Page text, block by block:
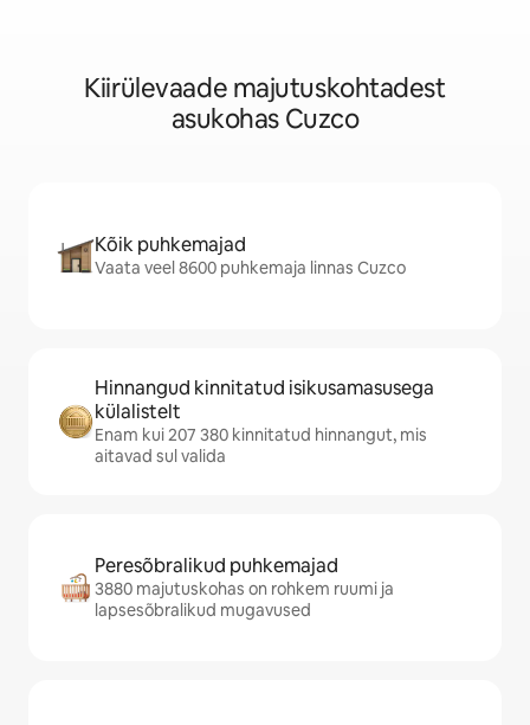
Kiirülevaade majutuskohtadest
asukohas Cuzco
Kõik puhkemajad
Vaata veel 8600 puhkemaja linnas Cuzco
Hinnangud kinnitatud isikusamasusega
külalistelt
Enam kui 207 380 kinnitatud hinnangut, mis
aitavad sul valida
Peresõbralikud puhkemajad
3880 majutuskohas on rohkem ruumi ja
lapsesõbralikud mugavused